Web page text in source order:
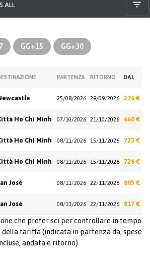
GG+15 GG+30
PARTENZA RITORNO DAL
25/08/2026 29/09/2026 276 €
Ho Chi Minh 07/10/2026 21/10/2026 660 €
Ho Chi Minh 08/11/2026 15/11/2026 723 €
Ho Chi Minh 08/11/2026 15/11/2026 726 €
José 08/11/2026 22/11/2026 805 €
José 08/11/2026 22/11/2026 817 €
che preferisci per controllare in tempo
tariffa (indicata in partenza da, spese
andata e ritorno)